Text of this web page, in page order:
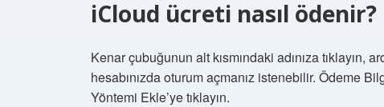
iCloud ücreti nasıl ödenir?
Kenar çubuğunun alt kısmındaki adınıza tıklayın,
hesabınızda oturum açmanız istenebilir. Ödeme
Yöntemi Ekle’ye tıklayın.